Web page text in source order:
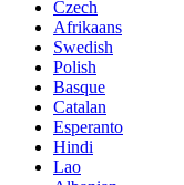
Czech
Afrikaans
Swedish
Polish
Basque
Catalan
Esperanto
Hindi
Lao